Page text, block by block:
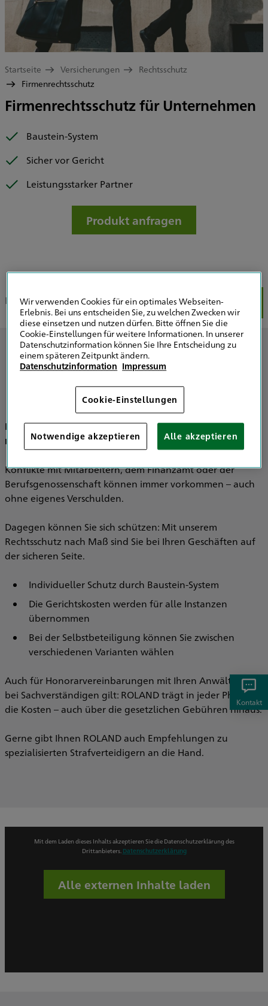
Kontakt
Startseite Versicherungen
Rechtsschutz
Firmenrechtsschutz
Firmenrechtsschutz für Unternehmen
Baustein-System
Sicher vor Gericht
Leistungsstarker Partner
Produkt anfragen
Erklärfilm Produktaufbau Einzel-Bausteine
So individuell wie Ihr Unternehmen - Ihr
Firmenrechtsschutz
Ihr Unternehmen wächst, die Geschäfte laufen gut. Doch
mit dem Erfolg steigen auch die Risiken:
Konflikte mit Mitarbeitern, dem Finanzamt oder der
Berufsgenossenschaft können immer vorkommen – auch
ohne eigenes Verschulden.
Dagegen können Sie sich schützen: Mit unserem
Rechtsschutz nach Maß sind Sie bei Ihren Geschäften auf
der sicheren Seite.
Individueller Schutz durch Baustein-System
Die Gerichtskosten werden für alle Instanzen
übernommen
Bei der Selbstbeteiligung können Sie zwischen
verschiedenen Varianten wählen
Auch für Honorarvereinbarungen mit Ihren Anwälten und
bei Sachverständigen gilt: ROLAND trägt in jeder Phase
die Kosten – auch über die gesetzlichen Gebühren hinaus.
Gerne gibt Ihnen ROLAND auch Empfehlungen zu
spezialisierten Strafverteidigern an die Hand.
Mit dem Laden dieses Inhalts akzeptieren Sie die Datenschutzerklärung des
Drittanbieters. Datenschutzerklärung
Alle externen Inhalte laden
Wir verwenden Cookies für ein optimales Webseiten-
Erlebnis. Bei uns entscheiden Sie, zu welchen Zwecken wir
diese einsetzen und nutzen dürfen. Bitte öffnen Sie die
Cookie-Einstellungen für weitere Informationen. In unserer
Datenschutzinformation können Sie Ihre Entscheidung zu
einem späteren Zeitpunkt ändern.
Datenschutzinformation Impressum
Cookie-Einstellungen
Notwendige akzeptieren Alle akzeptieren